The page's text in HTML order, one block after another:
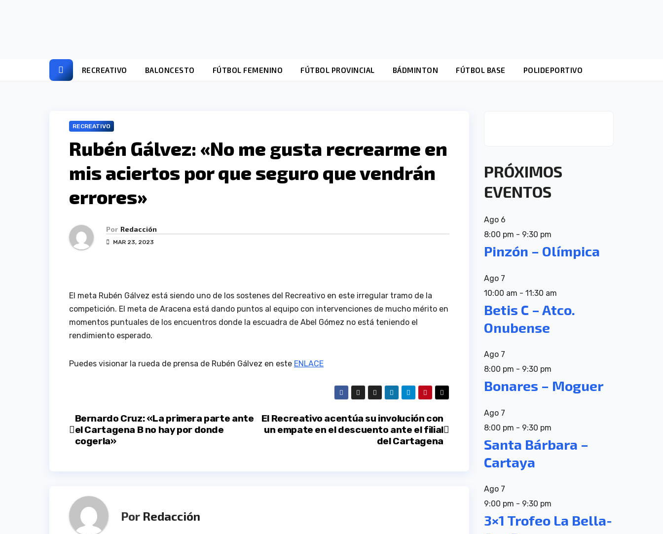
RECREATIVO BALONCESTO FÚTBOL FEMENINO FÚTBOL PROVINCIAL BÁDMINTON FÚTBOL BASE POLIDEPORTIVO
RECREATIVO
Rubén Gálvez: «No me gusta recrearme en
mis aciertos por que seguro que vendrán
errores»
Por Redacción
MAR 23, 2023
El meta Rubén Gálvez está siendo uno de los sostenes del Recreativo en este irregular tramo de la
competición. El meta de Aracena está dando puntos al equipo con intervenciones de mucho mérito en
momentos puntuales de los encuentros donde la escuadra de Abel Gómez no está teniendo el
rendimiento esperado.
Puedes visionar la rueda de prensa de Rubén Gálvez en este ENLACE
Navegación
de
El Recreativo acentúa su involución con
un empate en el descuento ante el filial
del Cartagena
Bernardo Cruz: «La primera parte ante
el Cartagena B no hay por donde
cogerla»
Por Redacción
PRÓXIMOS
EVENTOS
Ago 6
8:00 pm - 9:30 pm
Pinzón – Olímpica
Ago 7
10:00 am - 11:30 am
Betis C – Atco.
Onubense
Ago 7
8:00 pm - 9:30 pm
Bonares – Moguer
Ago 7
8:00 pm - 9:30 pm
Santa Bárbara –
Cartaya
Ago 7
9:00 pm - 9:30 pm
3×1 Trofeo La Bella-